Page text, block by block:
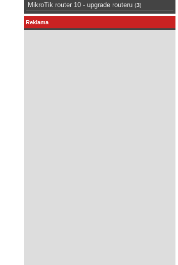
MikroTik router 10 - upgrade routeru (3)
Reklama